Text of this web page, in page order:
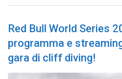
Red Bull World Series
programma e
gara di cliff diving!